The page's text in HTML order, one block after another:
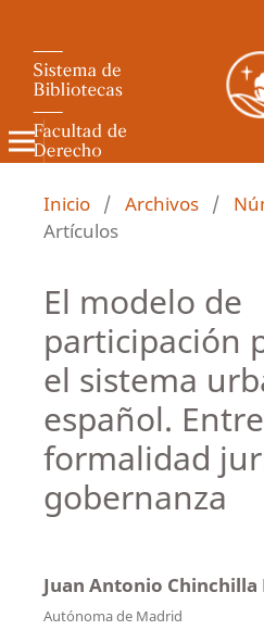
Revista de Derecho
Inicio / Archivos /
Artículos
El modelo de
participación
el sistema
español.
formalidad
gobernanza
Juan Antonio Chinchilla
Autónoma de Madrid